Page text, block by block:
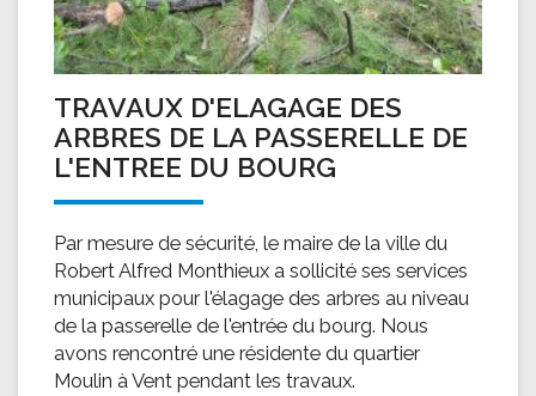
TRAVAUX D'ELAGAGE DES
ARBRES DE LA PASSERELLE DE
L'ENTREE DU BOURG
Par mesure de sécurité, le maire de la ville du
Robert Alfred Monthieux a sollicité ses services
municipaux pour l'élagage des arbres au niveau
de la passerelle de l'entrée du bourg. Nous
avons rencontré une résidente du quartier
Moulin à Vent pendant les travaux.